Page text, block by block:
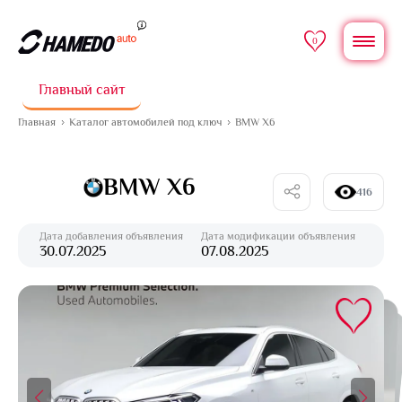
0
Главный сайт
Главная Каталог автомобилей под ключ BMW X6
BMW X6 416
Дата добавления объявления
30.07.2025
Дата модификации объявления
07.08.2025